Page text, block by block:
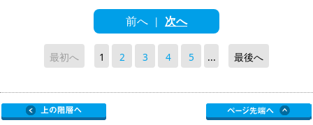
前へ | 次へ
最初へ 1 2 3 4 5 ... 最後へ